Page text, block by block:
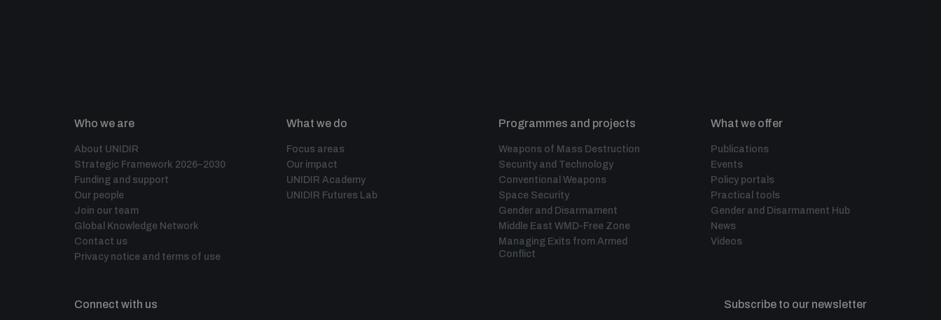
Who we are
About UNIDIR
Strategic Framework 2026–2030
Funding and support
Our people
Join our team
Global Knowledge Network
Contact us
Privacy notice and terms of use
What we do
Focus areas
Our impact
UNIDIR Academy
UNIDIR Futures Lab
Programmes and projects
Weapons of Mass Destruction
Security and Technology
Conventional Weapons
Space Security
Gender and Disarmament
Middle East WMD-Free Zone
Managing Exits from Armed
Conflict
What we offer
Publications
Events
Policy portals
Practical tools
Gender and Disarmament Hub
News
Videos
Connect with us Subscribe to our newsletter